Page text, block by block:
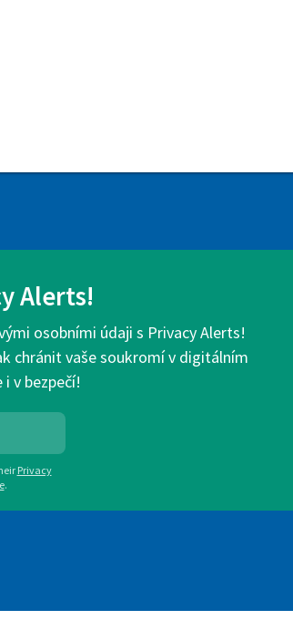
Alerts!
osobními údaji s Privacy Alerts!
chránit vaše soukromí v digitálním
v bezpečí!
Privacy
.